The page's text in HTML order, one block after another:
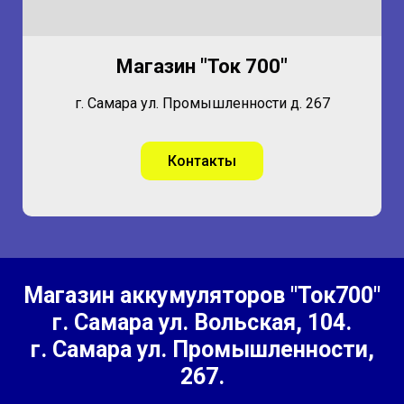
Магазин "Ток 700"
г. Самара ул. Промышленности д. 267
Контакты
Магазин аккумуляторов "Ток700"
г. Самараул. Вольская, 104.
г. Самара ул. Промышленности,
267.